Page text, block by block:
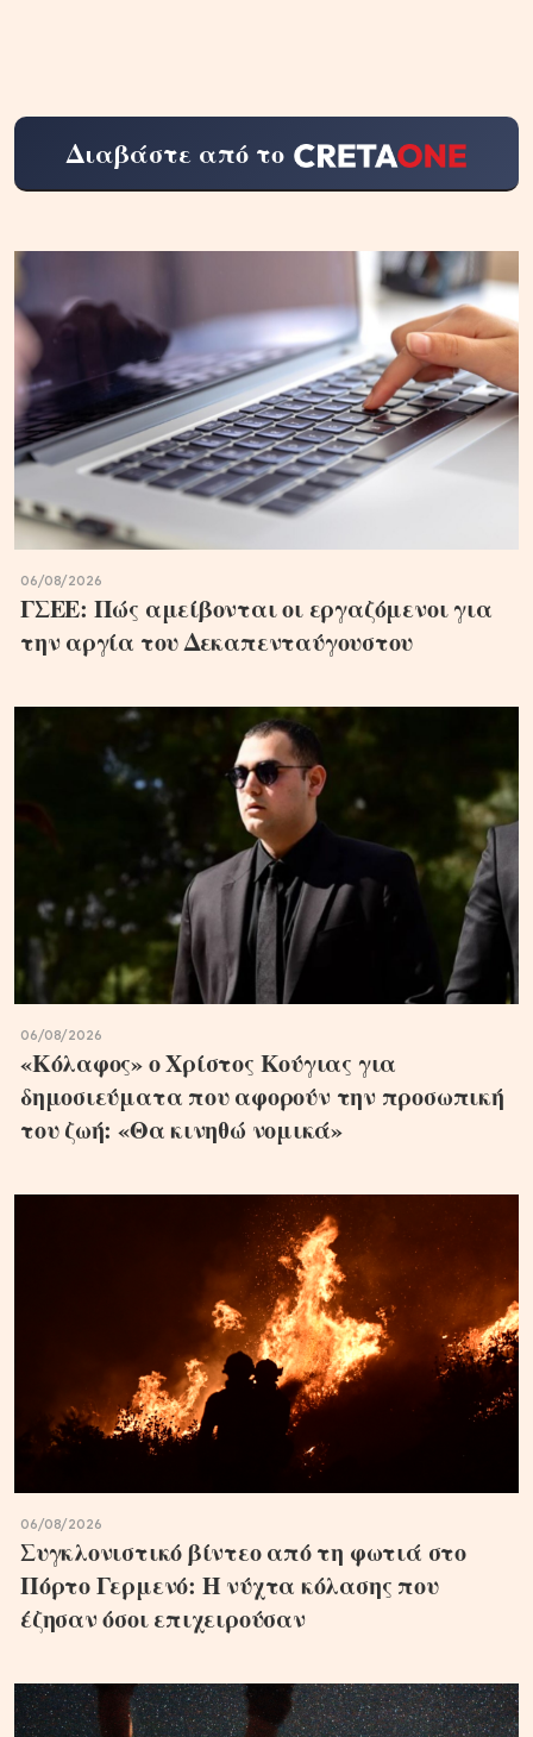
Διαβάστε από το
06/08/2026
ΓΣΕΕ: Πώς αμείβονται οι εργαζόμενοι για
την αργία του Δεκαπενταύγουστου
06/08/2026
«Κόλαφος» ο Χρίστος Κούγιας για
δημοσιεύματα που αφορούν την προσωπική
του ζωή: «Θα κινηθώ νομικά»
06/08/2026
Συγκλονιστικό βίντεο από τη φωτιά στο
Πόρτο Γερμενό: Η νύχτα κόλασης που
έζησαν όσοι επιχειρούσαν